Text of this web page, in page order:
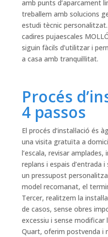
amb punts d’aparcament
treballem amb solucions
estudi tècnic
cadires pujaescales
siguin fàcils d’utilitzar i
a casa amb tranquil·litat.
Procés
4 passos
El procés d’instal·lació és
una visita gratuïta a
l’escala, revisar
replans i espais d’entrada
un pressupost
model recomanat, el
Tercer, realitzem la
de casos, sense obres
excessiu i sense modificar
Quart, oferim postvenda i